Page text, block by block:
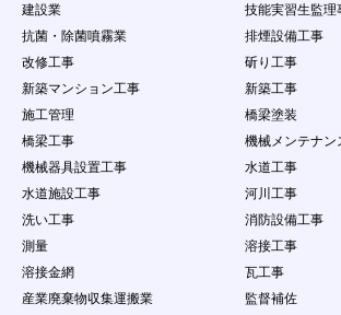
とができるものとします。ただし、当社は、当該デ
ータ等を掲載停止又は削除する義務を負うものでは
なく、データの削除及び利用制限等の処分につきま
しては当社の説明の義務を負わないものとします。
（２）
法律・規則・条例等の制定法に反する行為
（３）
第三者の個人情報を公開する行為
（４）
公序良俗に反する行為やコンテンツ閲覧者に
（５）
会員以外の自然人・法人・団体・組織等の第
（６）
虚偽の情報をコンテンツに掲載し、コンテン
ツ閲覧者を欺く行為
建設業
技能実習生監理
抗菌・除菌噴霧業
排煙設備工事
改修工事
斫り工事
新築マンション工事
新築工事
施工管理
橋梁塗装
橋梁工事
機械メンテナン
機械器具設置工事
水道工事
水道施設工事
河川工事
洗い工事
消防設備工事
測量
溶接工事
溶接金網
瓦工事
産業廃棄物収集運搬業
監督補佐